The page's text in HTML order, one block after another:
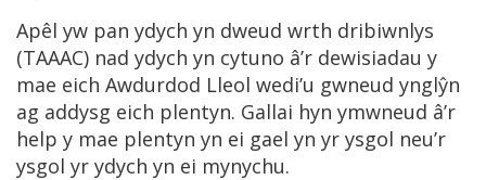
Apêl yw pan ydych yn dweud wrth dribiwnlys
(TAAAC) nad ydych yn cytuno â’r dewisiadau y
mae eich Awdurdod Lleol wedi’u gwneud ynglŷn
ag addysg eich plentyn. Gallai hyn ymwneud â’r
help y mae plentyn yn ei gael yn yr ysgol neu’r
ysgol yr ydych yn ei mynychu.